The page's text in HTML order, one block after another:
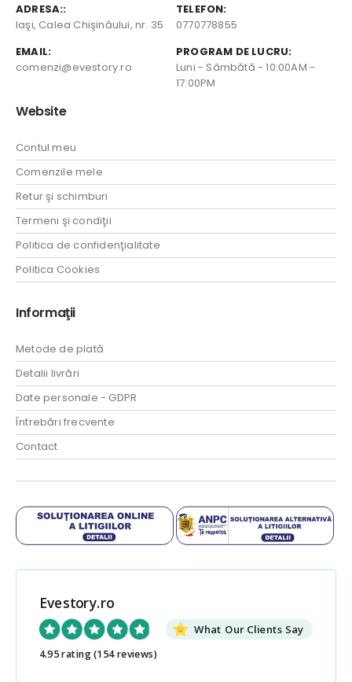
ADRESA::
Iaşi, Calea Chişinăului, nr. 35
TELEFON:
0770778855
EMAIL:
comenzi@evestory.ro
PROGRAM DE LUCRU:
Luni - Sâmbătă - 10:00AM -
17:00PM
Website
Contul meu
Comenzile mele
Retur şi schimburi
Termeni şi condiţii
Politica de confidenţialitate
Politica Cookies
Informaţii
Metode de plată
Detalii livrări
Date personale - GDPR
Întrebări frecvente
Contact
Evestory.ro
What Our Clients Say
4.95 rating(154 reviews)